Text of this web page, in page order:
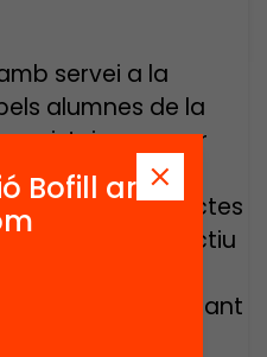
servei a la
alumnes de la
en crear
treballant
per projectes
L’objectiu
per a la vida
i desenvolupant
Bofill ara